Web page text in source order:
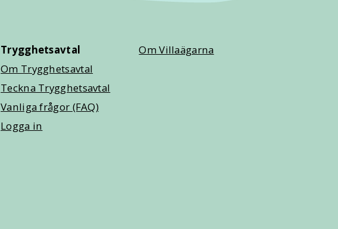
Trygghetsavtal
Om Trygghetsavtal
Teckna Trygghetsavtal
Vanliga frågor (FAQ)
Logga in
Om Villaägarna